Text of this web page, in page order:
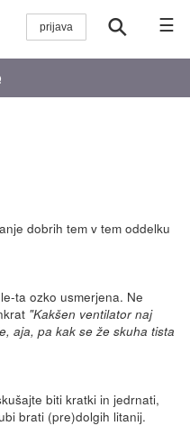
☰
dobrih tem v tem oddelku
ta ozko usmerjena. Ne
"Kakšen ventilator naj
aja, pa kak se že skuha tista
biti kratki in jedrnati,
brati (pre)dolgih litanij.